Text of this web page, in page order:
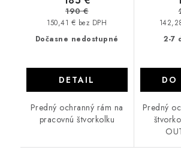
Dočasne nedostupné
150,41 € bez DPH
190 €
DETAIL
Predný ochranný rám na
pracovnú štvorkolku
2-7
DO
Predný